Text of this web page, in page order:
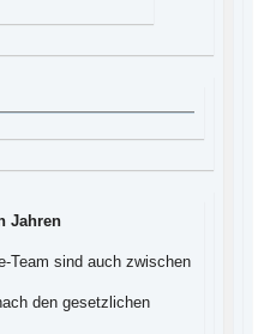
Jahren
Team sind auch zwischen
den gesetzlichen